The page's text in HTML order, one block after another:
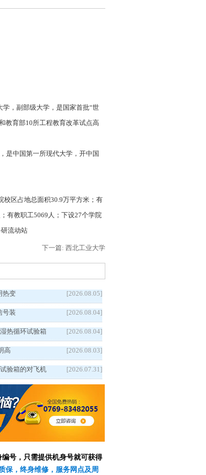
学，副部级大学，是国家首批“世
教育部10所工程教育改革试点高
是中国第一所现代大学，开中国
校区占地总面积30.9万平方米；有
有教职工5069人；下设27个学院
流动站
下一篇: 西北工业大学
[2026.08.05]
热变
[2026.08.04]
号装
[2026.08.04]
热循环试验箱
[2026.08.03]
高
[2026.07.31]
验箱的对飞机
号，只需提供机身号就可获得
保，终身维修，服务网点及周